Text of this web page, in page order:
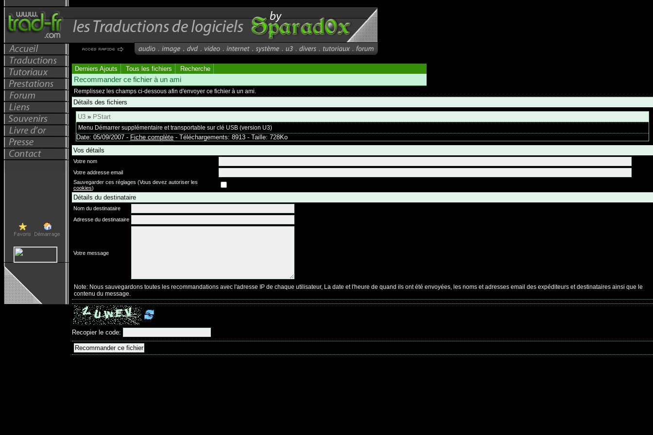
Derniers Ajouts Tous les fichiers Recherche
Recommander ce fichier à un ami
Remplissez les champs ci-dessous afin d'envoyer ce fichier à un ami.
Détails des fichiers
U3 » PStart
Menu Démarrer supplémentaire et transportable sur clé USB (version U3)
Date: 05/09/2007 - Fiche complète - Téléchargements: 8913 - Taille: 728Ko
Vos détails
Votre nom
Votre addresse email
Sauvegarder ces réglages (Vous devez autoriser les
cookies)
Détails du destinataire
Nom du destinataire
Adresse du destinataire
Votre message
Note: Nous sauvegardons toutes les recommandations avec l'adresse IP de chaque utilisateur, La date et l'heure de quand ils ont été envoyées, les noms et adresses email des expéditeurs et destinataires ainsi que le
contenu du message.
Recopier le code: